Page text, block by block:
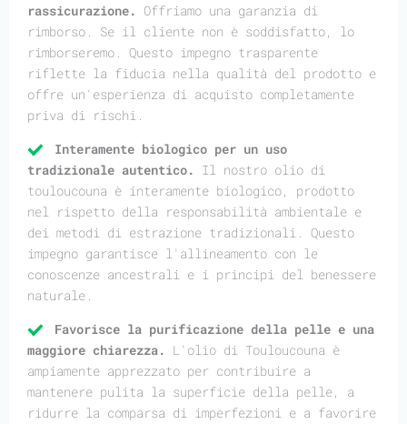
rassicurazione. Offriamo una garanzia di
rimborso. Se il cliente non è soddisfatto, lo
rimborseremo. Questo impegno trasparente
riflette la fiducia nella qualità del prodotto e
offre un'esperienza di acquisto completamente
priva di rischi.
Interamente biologico per un uso
tradizionale autentico. Il nostro olio di
touloucouna è interamente biologico, prodotto
nel rispetto della responsabilità ambientale e
dei metodi di estrazione tradizionali. Questo
impegno garantisce l'allineamento con le
conoscenze ancestrali e i principi del benessere
naturale.
Favorisce la purificazione della pelle e una
maggiore chiarezza. L'olio di Touloucouna è
ampiamente apprezzato per contribuire a
mantenere pulita la superficie della pelle, a
ridurre la comparsa di imperfezioni e a favorire